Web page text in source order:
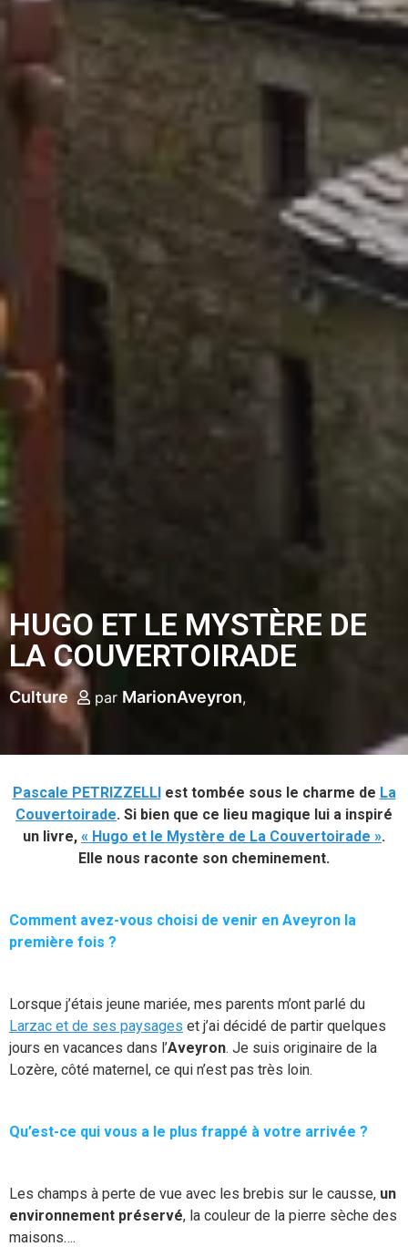
HUGO ET LE MYSTÈRE DE
LA COUVERTOIRADE
Culture par MarionAveyron
Pascale PETRIZZELLIest tombée sous le charme de La
Couvertoirade. Si bien que ce lieu magique lui a inspiré
un livre, « Hugo et le Mystère de La Couvertoirade ».
Elle nous raconte son cheminement.
Comment avez-vous choisi de venir en Aveyron la
première fois ?
Lorsque j’étais jeune mariée, mes parents m’ont parlé du
Larzac et de ses paysages et j’ai décidé de partir quelques
jours en vacances dans l’Aveyron. Je suis originaire de la
Lozère, côté maternel, ce qui n’est pas très loin.
Qu’est-ce qui vous a le plus frappé à votre arrivée ?
Les champs à perte de vue avec les brebis sur le causse, un
environnement préservé, la couleur de la pierre sèche des
maisons….